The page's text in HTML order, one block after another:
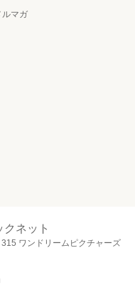
ルマガ
ネット
ワンドリームピクチャーズ